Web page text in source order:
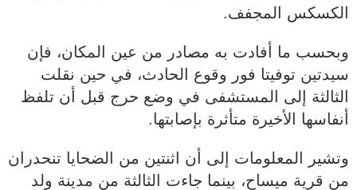
الكسكس المجفف.
وبحسب ما أفادت به مصادر من عين المكان، فإن
سيدتين توفيتا فور وقوع الحادث، في حين نقلت
الثالثة إلى المستشفى في وضع حرج قبل أن تلفظ
أنفاسها الأخيرة متأثرة بإصابتها.
وتشير المعلومات إلى أن اثنتين من الضحايا تنحدران
من قرية ميساح، بينما جاءت الثالثة من مدينة ولد